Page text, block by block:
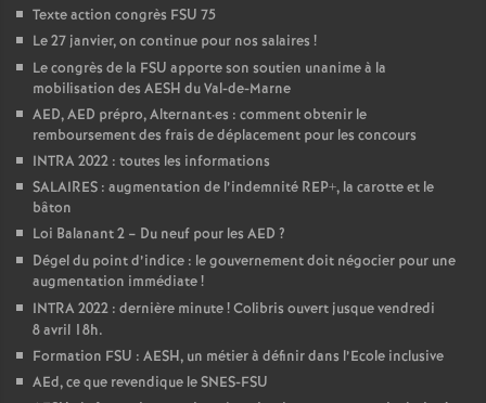
Texte action congrès FSU 75
Le 27 janvier, on continue pour nos salaires !
Le congrès de la FSU apporte son soutien unanime à la
mobilisation des AESH du Val-de-Marne
AED, AED prépro, Alternant·es : comment obtenir le
remboursement des frais de déplacement pour les concours
INTRA 2022 : toutes les informations
SALAIRES : augmentation de l’indemnité REP+, la carotte et le
bâton
Loi Balanant 2 – Du neuf pour les AED ?
Dégel du point d’indice : le gouvernement doit négocier pour une
augmentation immédiate!
INTRA 2022 : dernière minute! Colibris ouvert jusque vendredi
8 avril 18h.
Formation FSU : AESH, un métier à définir dans l’Ecole inclusive
AEd, ce que revendique le SNES-FSU